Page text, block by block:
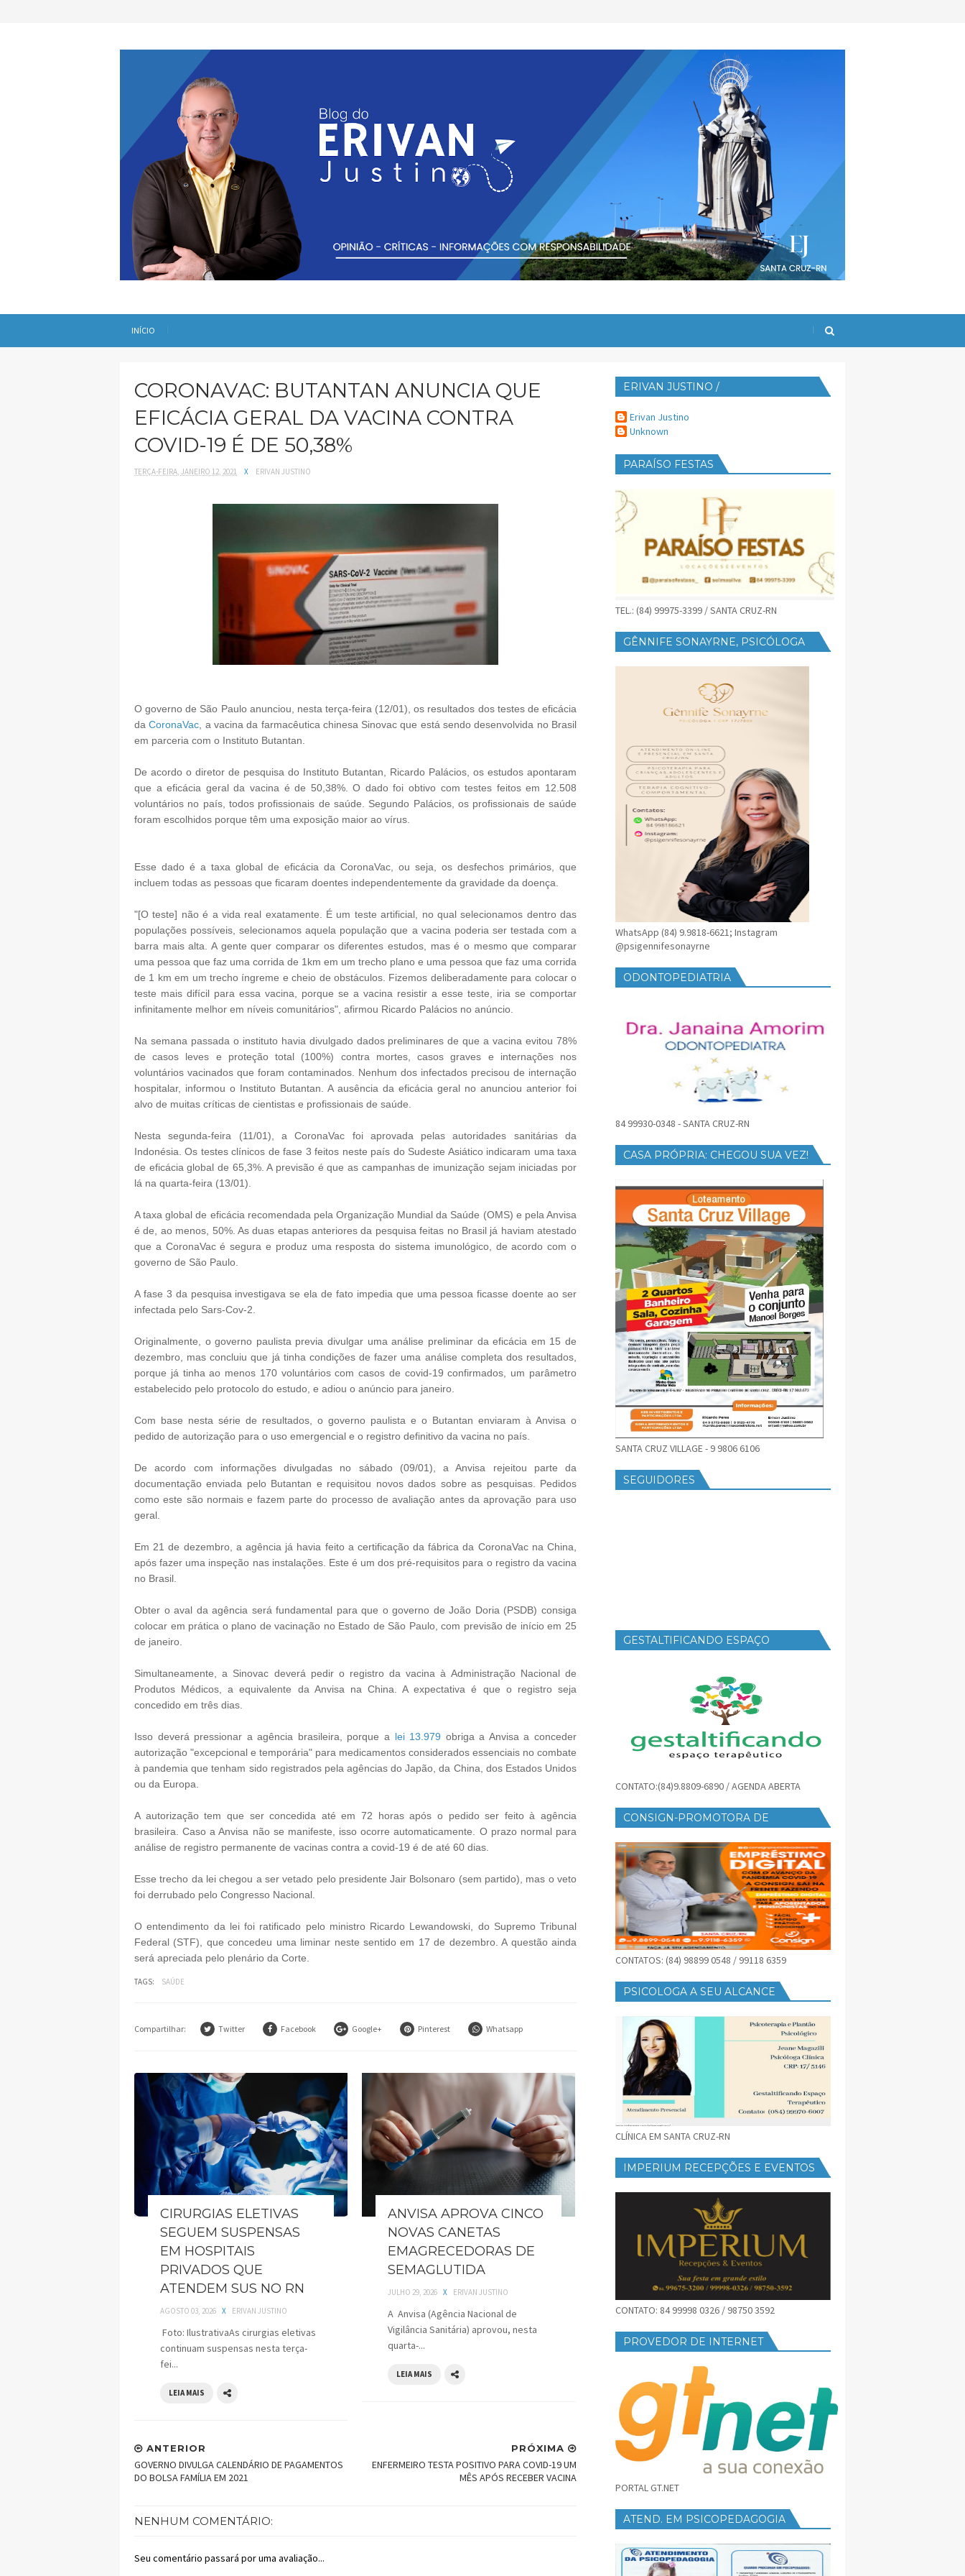
INÍCIO
CORONAVAC: BUTANTAN ANUNCIA QUE
EFICÁCIA GERAL DA VACINA CONTRA
COVID-19 É DE 50,38%
TERÇA-FEIRA, JANEIRO 12, 2021 X ERIVAN JUSTINO
O governo de São Paulo anunciou, nesta terça-feira (12/01), os resultados dos testes de eficácia
daCoronaVac, a vacina da farmacêutica chinesa Sinovac que está sendo desenvolvida no Brasil
em parceria com o Instituto Butantan.
De acordo o diretor de pesquisa do Instituto Butantan, Ricardo Palácios, os estudos apontaram
que a eficácia geral da vacina é de 50,38%. O dado foi obtivo com testes feitos em 12.508
voluntários no país, todos profissionais de saúde. Segundo Palácios, os profissionais de saúde
foram escolhidos porque têm uma exposição maior ao vírus.
Esse dado é a taxa global de eficácia da CoronaVac, ou seja, os desfechos primários, que
incluem todas as pessoas que ficaram doentes independentemente da gravidade da doença.
"[O teste] não é a vida real exatamente. É um teste artificial, no qual selecionamos dentro das
populações possíveis, selecionamos aquela população que a vacina poderia ser testada com a
barra mais alta. A gente quer comparar os diferentes estudos, mas é o mesmo que comparar
uma pessoa que faz uma corrida de 1km em um trecho plano e uma pessoa que faz uma corrida
de 1 km em um trecho íngreme e cheio de obstáculos. Fizemos deliberadamente para colocar o
teste mais difícil para essa vacina, porque se a vacina resistir a esse teste, iria se comportar
infinitamente melhor em níveis comunitários", afirmou Ricardo Palácios no anúncio.
Na semana passada o instituto havia divulgado dados preliminares de que a vacina evitou 78%
de casos leves e proteção total (100%) contra mortes, casos graves e internações nos
voluntários vacinados que foram contaminados. Nenhum dos infectados precisou de internação
hospitalar, informou o Instituto Butantan. A ausência da eficácia geral no anunciou anterior foi
alvo de muitas críticas de cientistas e profissionais de saúde.
Nesta segunda-feira (11/01), a CoronaVac foi aprovada pelas autoridades sanitárias da
Indonésia. Os testes clínicos de fase 3 feitos neste país do Sudeste Asiático indicaram uma taxa
de eficácia global de 65,3%. A previsão é que as campanhas de imunização sejam iniciadas por
lá na quarta-feira (13/01).
A taxa global de eficácia recomendada pela Organização Mundial da Saúde (OMS) e pela Anvisa
é de, ao menos, 50%. As duas etapas anteriores da pesquisa feitas no Brasil já haviam atestado
que a CoronaVac é segura e produz uma resposta do sistema imunológico, de acordo com o
governo de São Paulo.
A fase 3 da pesquisa investigava se ela de fato impedia que uma pessoa ficasse doente ao ser
infectada pelo Sars-Cov-2.
Originalmente, o governo paulista previa divulgar uma análise preliminar da eficácia em 15 de
dezembro, mas concluiu que já tinha condições de fazer uma análise completa dos resultados,
porque já tinha ao menos 170 voluntários com casos de covid-19 confirmados, um parâmetro
estabelecido pelo protocolo do estudo, e adiou o anúncio para janeiro.
Com base nesta série de resultados, o governo paulista e o Butantan enviaram à Anvisa o
pedido de autorização para o uso emergencial e o registro definitivo da vacina no país.
De acordo com informações divulgadas no sábado (09/01), a Anvisa rejeitou parte da
documentação enviada pelo Butantan e requisitou novos dados sobre as pesquisas. Pedidos
como este são normais e fazem parte do processo de avaliação antes da aprovação para uso
geral.
Em 21 de dezembro, a agência já havia feito a certificação da fábrica da CoronaVac na China,
após fazer uma inspeção nas instalações. Este é um dos pré-requisitos para o registro da vacina
no Brasil.
Obter o aval da agência será fundamental para que o governo de João Doria (PSDB) consiga
colocar em prática o plano de vacinação no Estado de São Paulo, com previsão de início em 25
de janeiro.
Simultaneamente, a Sinovac deverá pedir o registro da vacina à Administração Nacional de
Produtos Médicos, a equivalente da Anvisa na China. A expectativa é que o registro seja
concedido em três dias.
Isso deverá pressionar a agência brasileira, porque a lei 13.979 obriga a Anvisa a conceder
autorização "excepcional e temporária" para medicamentos considerados essenciais no combate
à pandemia que tenham sido registrados pela agências do Japão, da China, dos Estados Unidos
ou da Europa.
A autorização tem que ser concedida até em 72 horas após o pedido ser feito à agência
brasileira. Caso a Anvisa não se manifeste, isso ocorre automaticamente. O prazo normal para
análise de registro permanente de vacinas contra a covid-19 é de até 60 dias.
Esse trecho da lei chegou a ser vetado pelo presidente Jair Bolsonaro (sem partido), mas o veto
foi derrubado pelo Congresso Nacional.
O entendimento da lei foi ratificado pelo ministro Ricardo Lewandowski, do Supremo Tribunal
Federal (STF), que concedeu uma liminar neste sentido em 17 de dezembro. A questão ainda
será apreciada pelo plenário da Corte.
TAGS: SAÚDE
Compartilhar: Twitter Facebook Google+ Pinterest Whatsapp
CIRURGIAS ELETIVAS
SEGUEM SUSPENSAS
EM HOSPITAIS
PRIVADOS QUE
ATENDEM SUS NO RN
AGOSTO 03, 2026 X ERIVAN JUSTINO
Foto: IlustrativaAs cirurgias eletivas
continuam suspensas nesta terça-
fei...
LEIA MAIS
ANVISA APROVA CINCO
NOVAS CANETAS
EMAGRECEDORAS DE
SEMAGLUTIDA
JULHO 29, 2026 X ERIVAN JUSTINO
A Anvisa (Agência Nacional de
Vigilância Sanitária) aprovou, nesta
quarta-...
LEIA MAIS
PRÓXIMA
ENFERMEIRO TESTA POSITIVO PARA COVID-19 UM
MÊS APÓS RECEBER VACINA
ANTERIOR
GOVERNO DIVULGA CALENDÁRIO DE PAGAMENTOS
DO BOLSA FAMÍLIA EM 2021
NENHUM COMENTÁRIO:
Seu comentário passará por uma avaliação...
ERIVAN JUSTINO /
Erivan Justino
Unknown
PARAÍSO FESTAS
TEL.: (84) 99975-3399 / SANTA CRUZ-RN
GÊNNIFE SONAYRNE, PSICÓLOGA
WhatsApp (84) 9.9818-6621; Instagram
@psigennifesonayrne
ODONTOPEDIATRIA
84 99930-0348 - SANTA CRUZ-RN
CASA PRÓPRIA: CHEGOU SUA VEZ!
SANTA CRUZ VILLAGE - 9 9806 6106
SEGUIDORES
GESTALTIFICANDO ESPAÇO
CONTATO:(84)9.8809-6890 / AGENDA ABERTA
CONSIGN-PROMOTORA DE
CONTATOS: (84) 98899 0548 / 99118 6359
PSICOLOGA A SEU ALCANCE
CLÍNICA EM SANTA CRUZ-RN
IMPERIUM RECEPÇÕES E EVENTOS
CONTATO: 84 99998 0326 / 98750 3592
PROVEDOR DE INTERNET
PORTAL GT.NET
ATEND. EM PSICOPEDAGOGIA